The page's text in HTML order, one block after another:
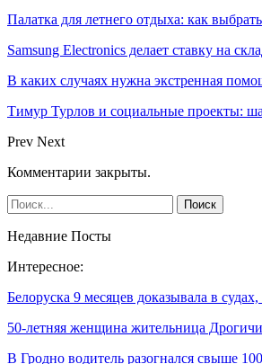
Палатка для летнего отдыха: как
Samsung Electronics делает ставку на
В каких случаях нужна экстренная
Тимур Турлов и социальные проекты:
Prev Next
Комментарии закрыты.
Недавние Посты
Интересное:
Белоруска 9 месяцев доказывала в
50-летняя женщина жительница
В Гродно водитель разогнался свыше